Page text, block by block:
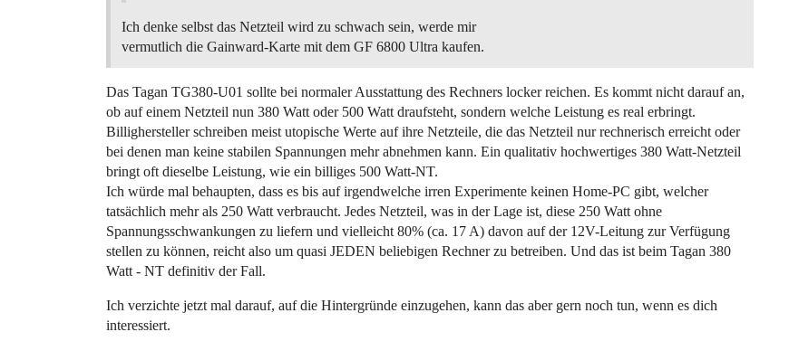
Ich denke selbst das Netzteil wird zu schwach sein, werde mir
vermutlich die Gainward-Karte mit dem GF 6800 Ultra kaufen.
Das Tagan TG380-U01 sollte bei normaler Ausstattung des Rechners locker reichen. Es kommt nicht darauf an,
ob auf einem Netzteil nun 380 Watt oder 500 Watt draufsteht, sondern welche Leistung es real erbringt.
Billighersteller schreiben meist utopische Werte auf ihre Netzteile, die das Netzteil nur rechnerisch erreicht oder
bei denen man keine stabilen Spannungen mehr abnehmen kann. Ein qualitativ hochwertiges 380 Watt-Netzteil
bringt oft dieselbe Leistung, wie ein billiges 500 Watt-NT.
Ich würde mal behaupten, dass es bis auf irgendwelche irren Experimente keinen Home-PC gibt, welcher
tatsächlich mehr als 250 Watt verbraucht. Jedes Netzteil, was in der Lage ist, diese 250 Watt ohne
Spannungsschwankungen zu liefern und vielleicht 80% (ca. 17 A) davon auf der 12V-Leitung zur Verfügung
stellen zu können, reicht also um quasi JEDEN beliebigen Rechner zu betreiben. Und das ist beim Tagan 380
Watt - NT definitiv der Fall.
Ich verzichte jetzt mal darauf, auf die Hintergründe einzugehen, kann das aber gern noch tun, wenn es dich
interessiert.